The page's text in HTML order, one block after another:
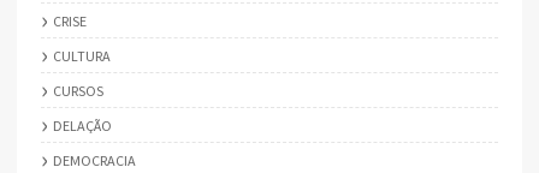
CRISE
CULTURA
CURSOS
DELAÇÃO
DEMOCRACIA